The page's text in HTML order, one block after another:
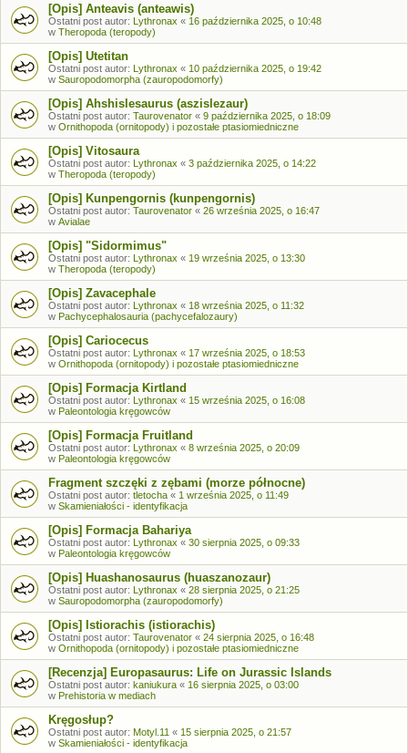
[Opis] Anteavis (anteawis)
Ostatni post autor: Lythronax « 16 października 2025, o 10:48
w Theropoda (teropody)
[Opis] Utetitan
Ostatni post autor: Lythronax « 10 października 2025, o 19:42
w Sauropodomorpha (zauropodomorfy)
[Opis] Ahshislesaurus (aszislezaur)
Ostatni post autor: Taurovenator « 9 października 2025, o 18:09
w Ornithopoda (ornitopody) i pozostałe ptasiomiedniczne
[Opis] Vitosaura
Ostatni post autor: Lythronax « 3 października 2025, o 14:22
w Theropoda (teropody)
[Opis] Kunpengornis (kunpengornis)
Ostatni post autor: Taurovenator « 26 września 2025, o 16:47
w Avialae
[Opis] "Sidormimus"
Ostatni post autor: Lythronax « 19 września 2025, o 13:30
w Theropoda (teropody)
[Opis] Zavacephale
Ostatni post autor: Lythronax « 18 września 2025, o 11:32
w Pachycephalosauria (pachycefalozaury)
[Opis] Cariocecus
Ostatni post autor: Lythronax « 17 września 2025, o 18:53
w Ornithopoda (ornitopody) i pozostałe ptasiomiedniczne
[Opis] Formacja Kirtland
Ostatni post autor: Lythronax « 15 września 2025, o 16:08
w Paleontologia kręgowców
[Opis] Formacja Fruitland
Ostatni post autor: Lythronax « 8 września 2025, o 20:09
w Paleontologia kręgowców
Fragment szczęki z zębami (morze północne)
Ostatni post autor: tletocha « 1 września 2025, o 11:49
w Skamieniałości - identyfikacja
[Opis] Formacja Bahariya
Ostatni post autor: Lythronax « 30 sierpnia 2025, o 09:33
w Paleontologia kręgowców
[Opis] Huashanosaurus (huaszanozaur)
Ostatni post autor: Lythronax « 28 sierpnia 2025, o 21:25
w Sauropodomorpha (zauropodomorfy)
[Opis] Istiorachis (istiorachis)
Ostatni post autor: Taurovenator « 24 sierpnia 2025, o 16:48
w Ornithopoda (ornitopody) i pozostałe ptasiomiedniczne
[Recenzja] Europasaurus: Life on Jurassic Islands
Ostatni post autor: kaniukura « 16 sierpnia 2025, o 03:00
w Prehistoria w mediach
Kręgosłup?
Ostatni post autor: Motyl.11 « 15 sierpnia 2025, o 21:57
w Skamieniałości - identyfikacja